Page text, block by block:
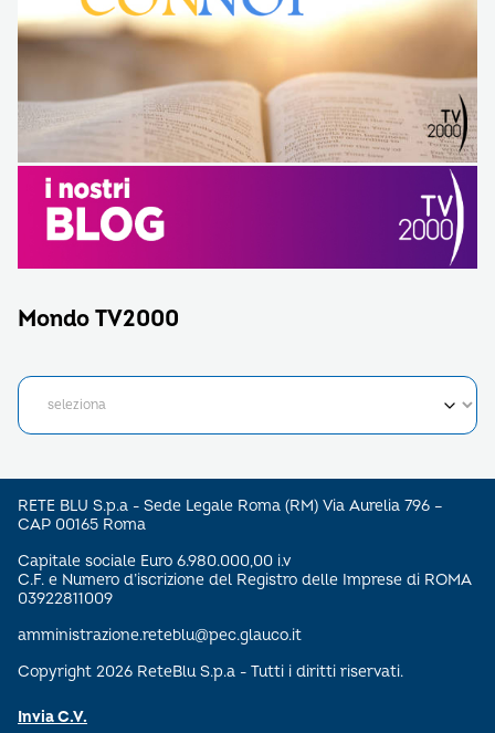
Mondo TV2000
RETE BLU S.p.a - Sede Legale Roma (RM) Via Aurelia 796 –
CAP 00165 Roma
Capitale sociale Euro 6.980.000,00 i.v
C.F. e Numero d’iscrizione del Registro delle Imprese di ROMA
03922811009
amministrazione.reteblu@pec.glauco.it
Copyright 2026 ReteBlu S.p.a - Tutti i diritti riservati.
Invia C.V.